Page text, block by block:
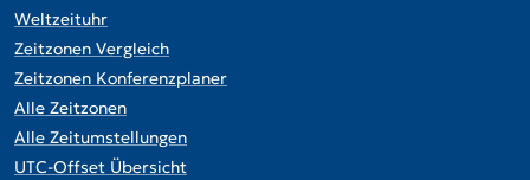
Weltzeituhr
Zeitzonen Vergleich
Zeitzonen Konferenzplaner
Alle Zeitzonen
Alle Zeitumstellungen
UTC-Offset Übersicht